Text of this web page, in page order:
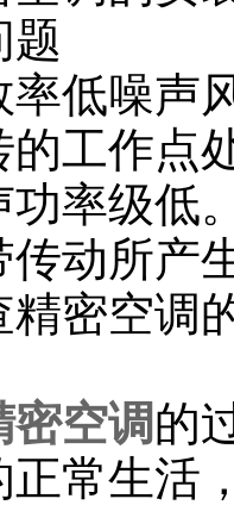
题
噪声风
的工作点
率级低
传动所产
空调的
密空调的
正常生活